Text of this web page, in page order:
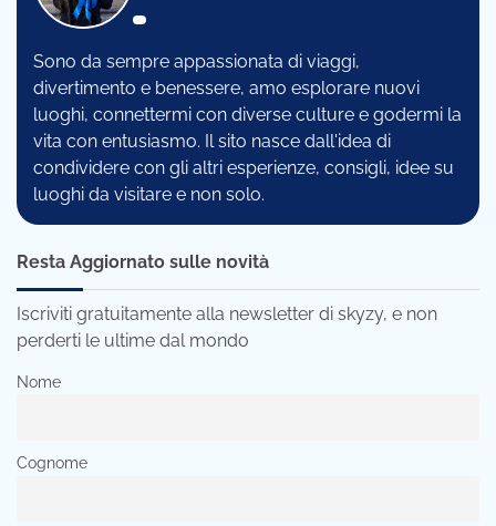
Sono da sempre appassionata di viaggi,
divertimento e benessere, amo esplorare nuovi
luoghi, connettermi con diverse culture e godermi la
vita con entusiasmo. Il sito nasce dall'idea di
condividere con gli altri esperienze, consigli, idee su
luoghi da visitare e non solo.
Resta Aggiornato sulle novità
Iscriviti gratuitamente alla newsletter di skyzy, e non
perderti le ultime dal mondo
Nome
Cognome